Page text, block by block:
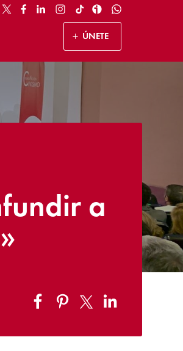
ÚNETE
a